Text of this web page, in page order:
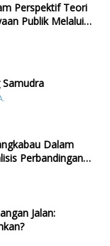
Perspektif Teori
Publik Melalui
Bencana di
Dalam
Perbandingan
Jalan: